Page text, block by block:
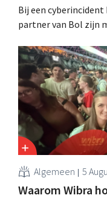
Bij een
partner van Bol zijn
waarvoor de
Algemeen 5
Waarom Wibra